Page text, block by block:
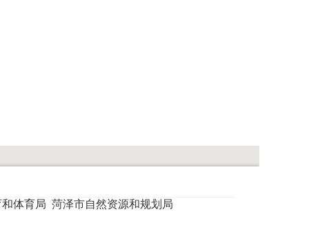
体育局 菏泽市自然资源和规划局